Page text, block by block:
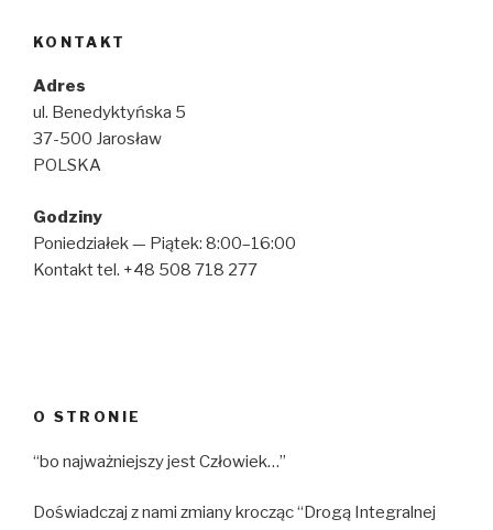
KONTAKT
Adres
ul. Benedyktyńska 5
37-500 Jarosław
POLSKA
Godziny
Poniedziałek — Piątek: 8:00–16:00
Kontakt tel. +48 508 718 277
O STRONIE
“bo najważniejszy jest Człowiek…”
Doświadczaj z nami zmiany krocząc “Drogą Integralnej